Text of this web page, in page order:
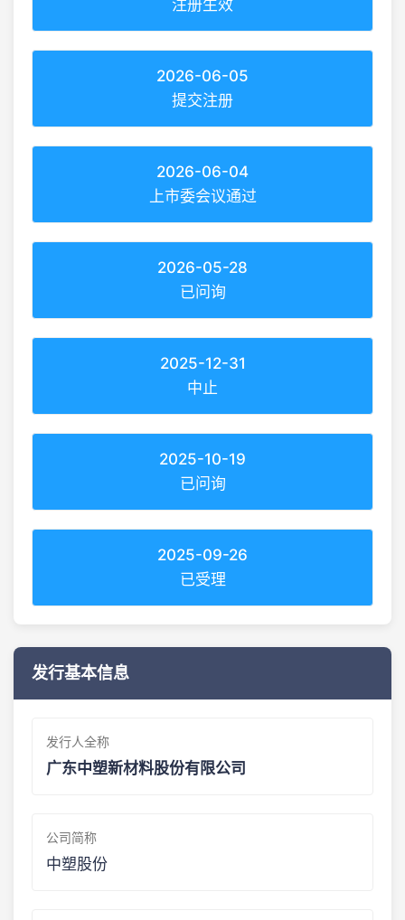
注册生效
2026-06-05
提交注册
2026-06-04
上市委会议通过
2026-05-28
已问询
2025-12-31
中止
2025-10-19
已问询
2025-09-26
已受理
发行基本信息
发行人全称
广东中塑新材料股份有限公司
公司简称
中塑股份